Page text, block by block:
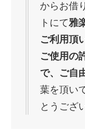
からお借
トにて雅
ご利用頂
ご使用の
で、ご自
葉を頂い
とうござ